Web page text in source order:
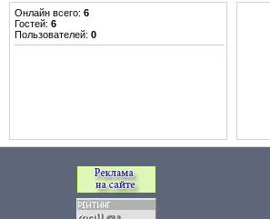
Онлайн всего: 6
Гостей: 6
Пользователей: 0